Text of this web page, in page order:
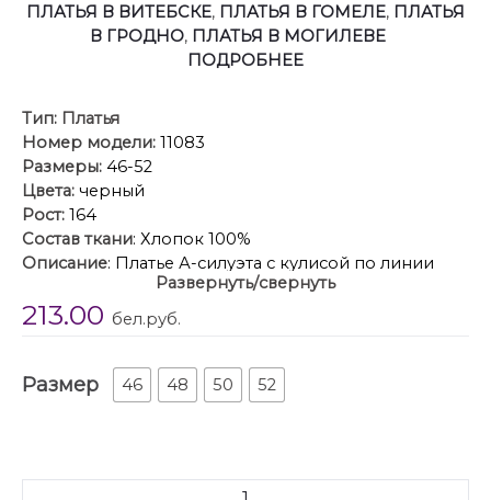
ПЛАТЬЯ В ВИТЕБСКЕ, ПЛАТЬЯ В ГОМЕЛЕ, ПЛАТЬЯ
В ГРОДНО, ПЛАТЬЯ В МОГИЛЕВЕ
ПОДРОБНЕЕ
Тип: Платья
Номер модели: 11083
Размеры: 46-52
Цвета: черный
Рост: 164
Состав ткани: Хлопок 100%
Описание: Платье А-силуэта с кулисой по линии
талии. В кулису втянута лента, завязывающаяся по
бокам. В боковых швах – разрезы. Рукав реглан,
рукава – сборка. Рукав внизу на резинке.
Настрочена тесьма. Горловина круглая, с вырезом
Развернуть/свернуть
213.00 бел.руб.
Размер 46 48 50 52